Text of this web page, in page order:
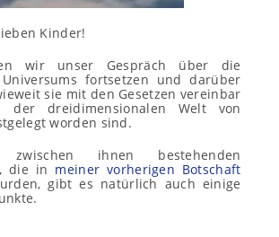
Kinder!
wir unser Gespräch über die
fortsetzen und darüber
sie mit den Gesetzen vereinbar
dreidimensionalen Welt von
worden sind.
ihnen bestehenden
die in meiner vorherigen Botschaft
gibt es natürlich auch einige